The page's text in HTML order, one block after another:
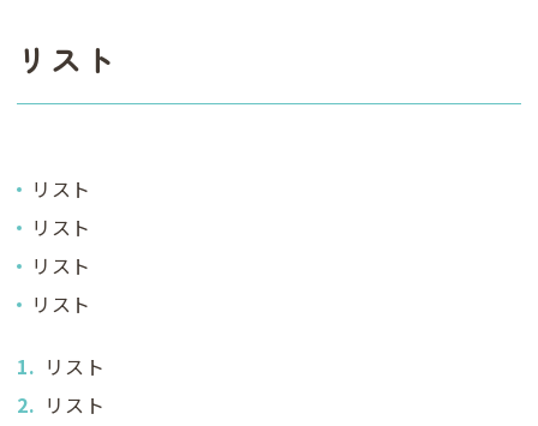
リスト
リスト
リスト
リスト
リスト
リスト
リスト